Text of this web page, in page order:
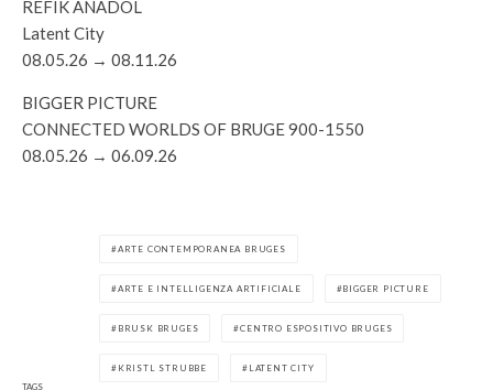
REFIK ANADOL
Latent City
08.05.26 → 08.11.26
BIGGER PICTURE
CONNECTED WORLDS OF BRUGE 900-1550
08.05.26 → 06.09.26
TAGS
ARTE CONTEMPORANEA BRUGES
ARTE E INTELLIGENZA ARTIFICIALE BIGGER PICTURE
BRUSK BRUGES CENTRO ESPOSITIVO BRUGES
KRISTL STRUBBE LATENT CITY